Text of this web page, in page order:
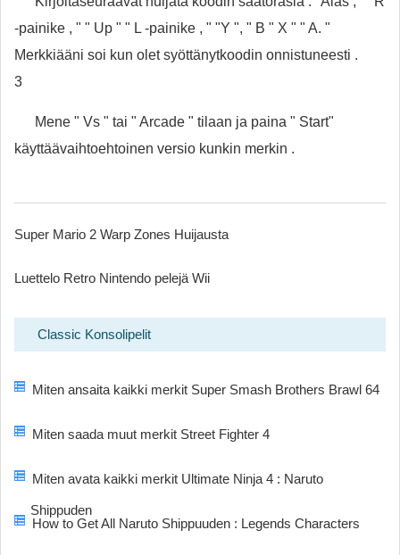
-painike , " " Up " " L -painike , " "Y ", " B " X " " A. "
Merkkiääni soi kun olet syöttänytkoodin onnistuneesti .
3
Mene " Vs " tai " Arcade " tilaan ja paina " Start"
käyttäävaihtoehtoinen versio kunkin merkin .
Super Mario 2 Warp Zones Huijausta
Luettelo Retro Nintendo pelejä Wii
Classic Konsolipelit
Miten ansaita kaikki merkit Super Smash Brothers Brawl 64
Miten saada muut merkit Street Fighter 4
Miten avata kaikki merkit Ultimate Ninja 4 : Naruto
Shippuden
How to Get All Naruto Shippuuden : Legends Characters